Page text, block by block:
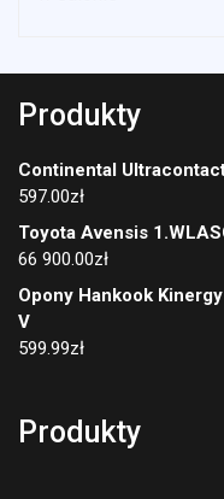
Produkty
Continental
597.00zł
Toyota Avensis
66 900.00zł
Opony Hankook
V
599.99zł
Produkty